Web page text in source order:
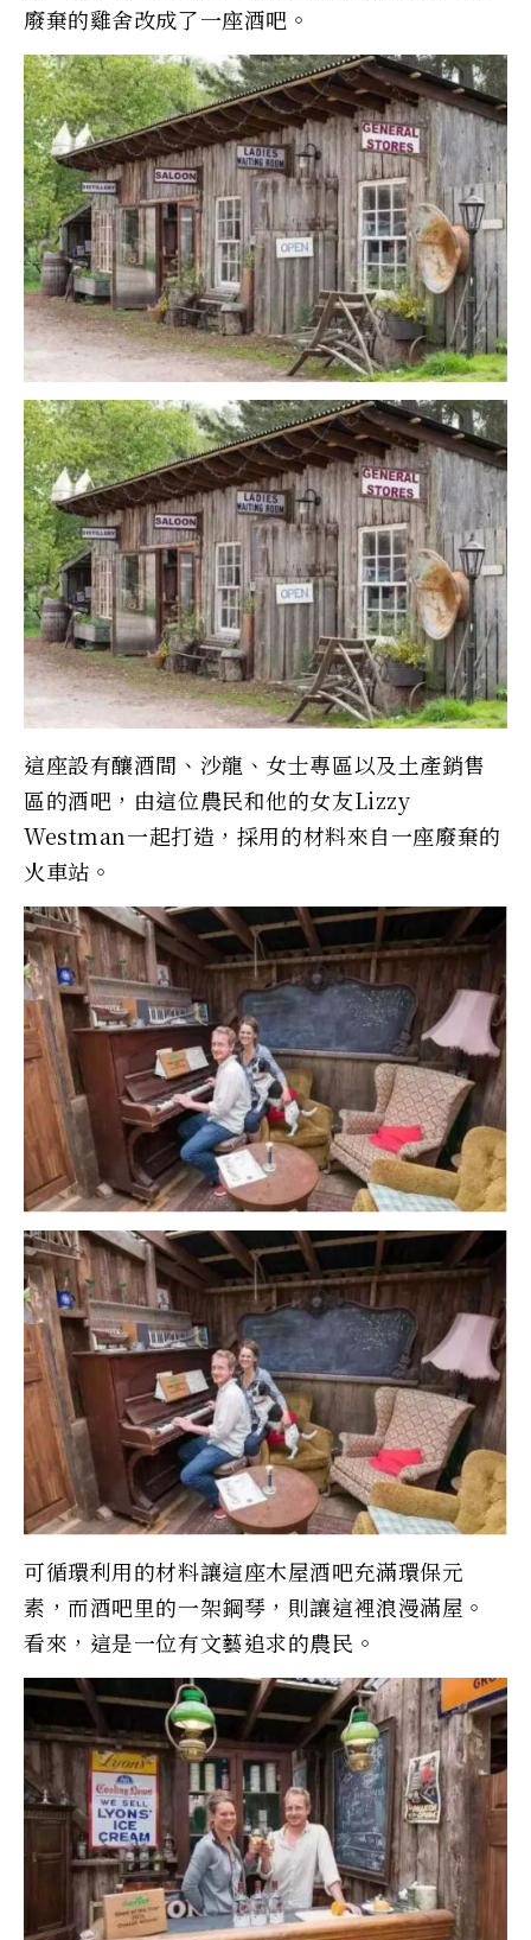
廢棄的雞舍改成了一座酒吧。
這座設有釀酒間、沙龍、女士專區以及土產銷售
區的酒吧，由這位農民和他的女友Lizzy
Westman一起打造，採用的材料來自一座廢棄的
火車站。
可循環利用的材料讓這座木屋酒吧充滿環保元
素，而酒吧里的一架鋼琴，則讓這裡浪漫滿屋。
看來，這是一位有文藝追求的農民。